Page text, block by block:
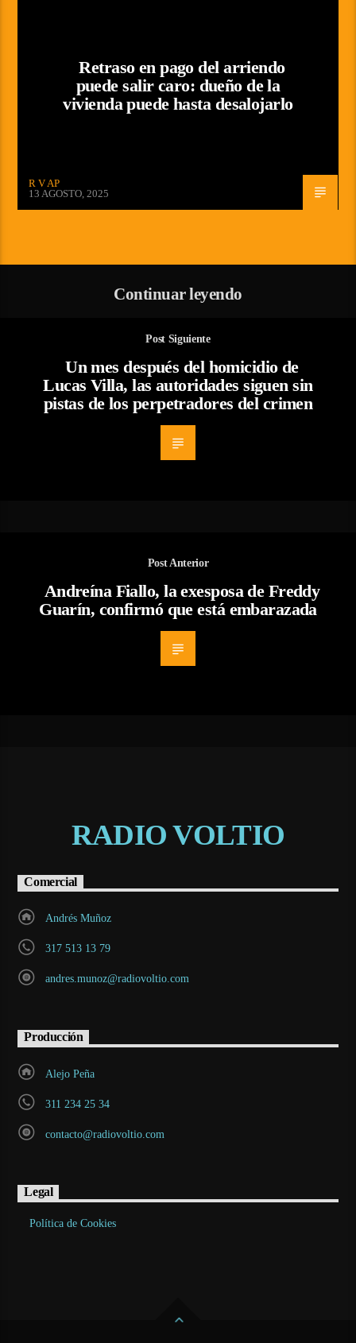
Retraso en pago del arriendo
puede salir caro: dueño de la
vivienda puede hasta desalojarlo
R V AP
13 AGOSTO, 2025
Continuar leyendo
Post Siguiente
Un mes después del homicidio de
Lucas Villa, las autoridades siguen sin
pistas de los perpetradores del crimen
Post Anterior
Andreína Fiallo, la exesposa de Freddy
Guarín, confirmó que está embarazada
RADIO VOLTIO
Comercial
Andrés Muñoz
317 513 13 79
andres.munoz@radiovoltio.com
Producción
Alejo Peña
311 234 25 34
contacto@radiovoltio.com
Legal
Política de Cookies